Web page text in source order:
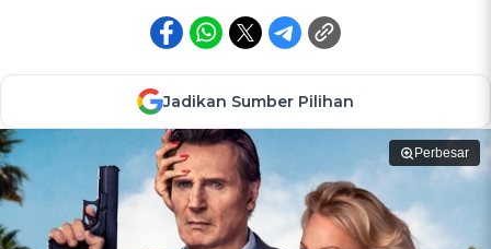
Jadikan Sumber Pilihan
Perbesar